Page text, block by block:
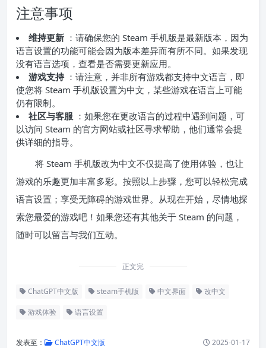
注意事项
维持更新 ：请确保您的 Steam 手机版是最新版本，因为
语言设置的功能可能会因为版本差异而有所不同。如果发现
没有语言选项，查看是否需要更新应用。
游戏支持 ：请注意，并非所有游戏都支持中文语言，即
使您将 Steam 手机版设置为中文，某些游戏在语言上可能
仍有限制。
社区与客服 ：如果您在更改语言的过程中遇到问题，可
以访问 Steam 的官方网站或社区寻求帮助，他们通常会提
供详细的指导。
将 Steam 手机版改为中文不仅提高了使用体验，也让
游戏的乐趣更加丰富多彩。按照以上步骤，您可以轻松完成
语言设置；享受无障碍的游戏世界。从现在开始，尽情地探
索您最爱的游戏吧！如果您还有其他关于 Steam 的问题，
随时可以留言与我们互动。
正文完
ChatGPT中文版 steam手机版 中文界面 改中文
游戏体验 语言设置
发表至： ChatGPT中文版 2025-01-17